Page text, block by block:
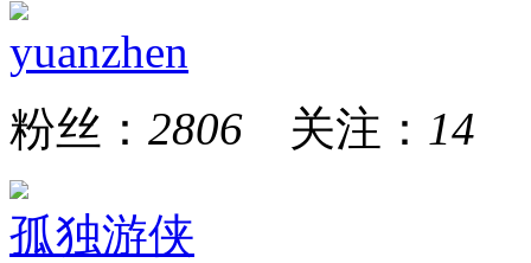
yuanzhen
粉丝： 2806 关注： 14
孤独游侠